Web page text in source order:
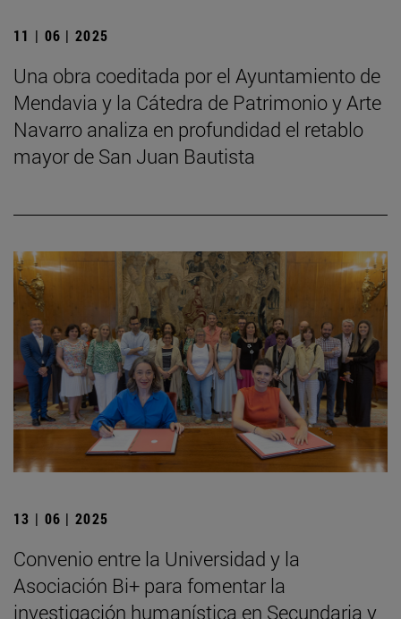
11 | 06 | 2025
Una obra coeditada por el Ayuntamiento de
Mendavia y la Cátedra de Patrimonio y Arte
Navarro analiza en profundidad el retablo
mayor de San Juan Bautista
13 | 06 | 2025
Convenio entre la Universidad y la
Asociación Bi+ para fomentar la
investigación humanística en Secundaria y